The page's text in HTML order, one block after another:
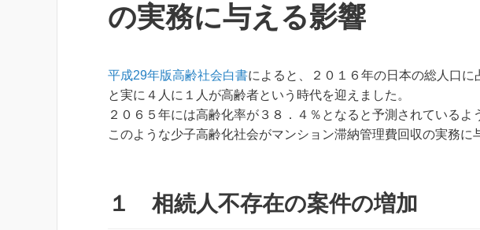
の実務に与える影響
平成29年版高齢社会白書によると、２０１６年の日本の総人口
と実に４人に１人が高齢者という時代を迎えました。
２０６５年には高齢化率が３８．４％となると予測されているよ
このような少子高齢化社会がマンション滞納管理費回収の実務に
１ 相続人不存在の案件の増加